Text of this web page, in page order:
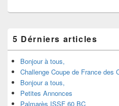
5 Dérniers articles
Bonjour à tous,
Challenge Coupe de France des
Bonjour a tous,
Petites Annonces
Palmarès ISSF 60 BC